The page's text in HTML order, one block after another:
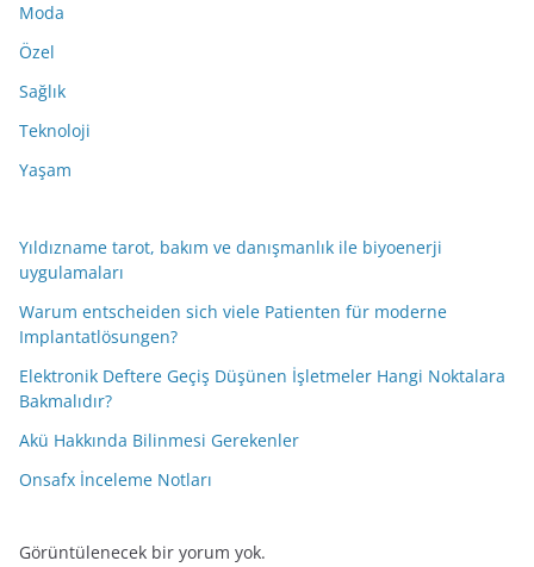
Moda
Özel
Sağlık
Teknoloji
Yaşam
Yıldızname tarot, bakım ve danışmanlık ile biyoenerji
uygulamaları
Warum entscheiden sich viele Patienten für moderne
Implantatlösungen?
Elektronik Deftere Geçiş Düşünen İşletmeler Hangi Noktalara
Bakmalıdır?
Akü Hakkında Bilinmesi Gerekenler
Onsafx İnceleme Notları
Görüntülenecek bir yorum yok.